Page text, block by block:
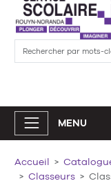
MENU
Accueil
Classeurs